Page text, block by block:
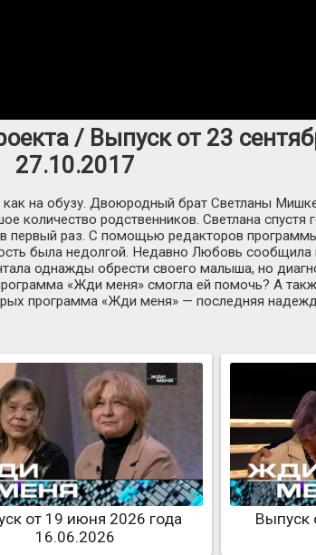
/ Выпуск от 23
27.10.2017
на обузу. Двоюродный брат Светланы
количество родственников. Светлана спустя
первый раз. С помощью редакторов
была недолгой. Недавно Любовь
однажды обрести своего малыша, но
«Жди меня» смогла ей помочь? А
программа «Жди меня» — последняя
от 19 июня 2026 года
16.06.2026
Выпуск